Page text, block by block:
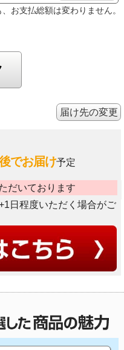
お支払総額は変わりません。
でお届け予定
だいております
日程度いただく場合がご
届け先の変更